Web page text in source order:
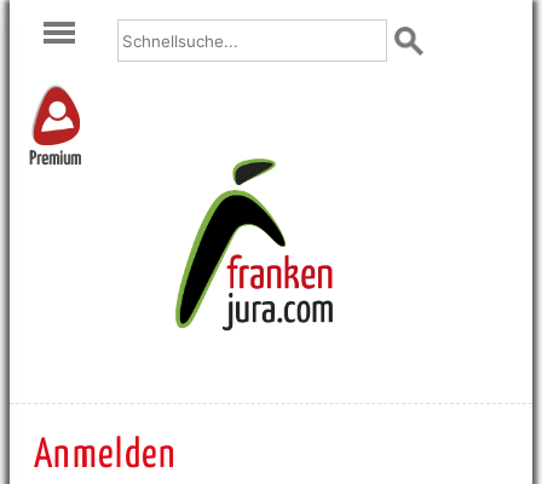
Premium
Anmelden